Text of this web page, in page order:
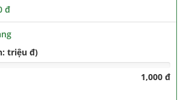
đ
triệu đ)
1,000 đ